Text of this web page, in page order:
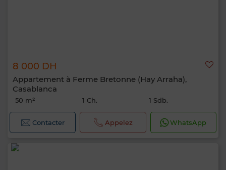
8 000 DH
Appartement à Ferme Bretonne (Hay Arraha),
Casablanca
50 m² 1 Ch. 1 Sdb.
Contacter Appelez WhatsApp